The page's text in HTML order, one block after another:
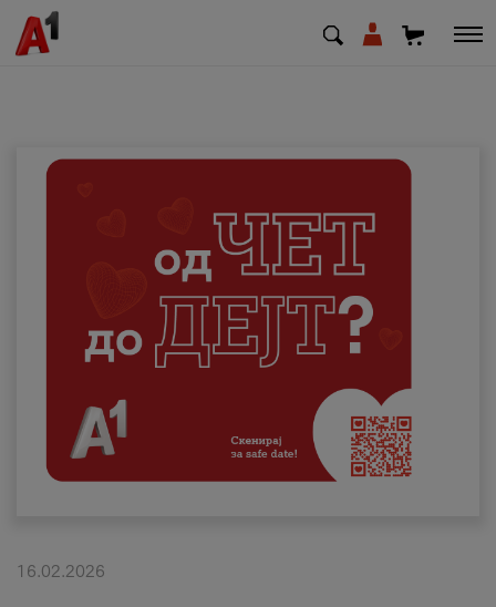
Деловни
Поддршка
Надополни кредит
Плати сметка
#ПодобарОнлајн
16.02.2026